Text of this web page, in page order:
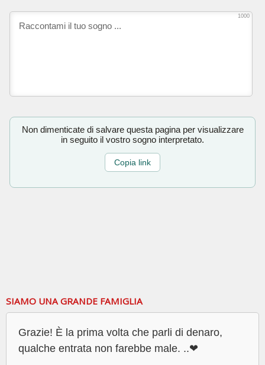
1000
Non dimenticate di salvare questa pagina per visualizzare
in seguito il vostro sogno interpretato.
Copia link
SIAMO UNA GRANDE FAMIGLIA
Grazie! È la prima volta che parli di denaro,
qualche entrata non farebbe male. ..❤